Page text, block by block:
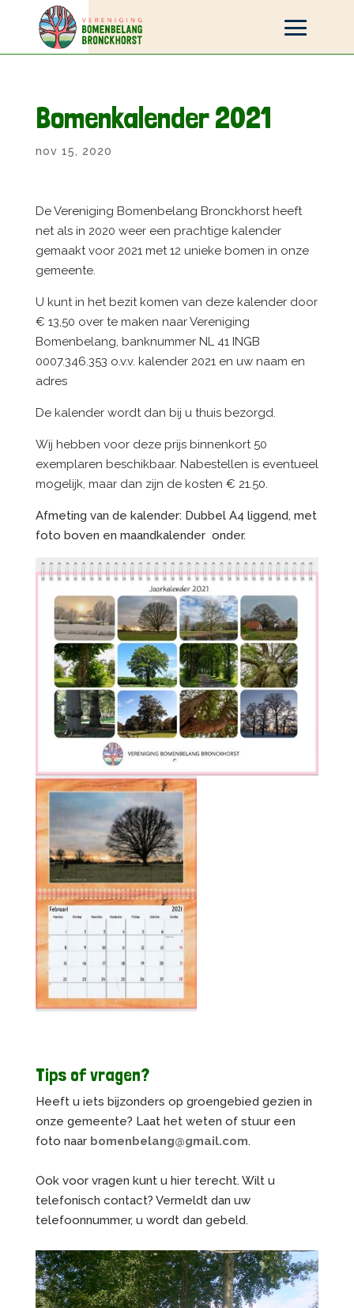
Bomenkalender 2021
nov 15, 2020
De Vereniging Bomenbelang Bronckhorst heeft
net als in 2020 weer een prachtige kalender
gemaakt voor 2021 met 12 unieke bomen in onze
gemeente.
U kunt in het bezit komen van deze kalender door
€ 13,50 over te maken naar Vereniging
Bomenbelang, banknummer NL 41 INGB
0007.346.353 o.v.v. kalender 2021 en uw naam en
adres
De kalender wordt dan bij u thuis bezorgd.
Wij hebben voor deze prijs binnenkort 50
exemplaren beschikbaar. Nabestellen is eventueel
mogelijk, maar dan zijn de kosten € 21.50.
Afmeting van de kalender: Dubbel A4 liggend, met
foto boven en maandkalender onder.
Tips of vragen?
Heeft u iets bijzonders op groengebied gezien in
onze gemeente? Laat het weten of stuur een
foto naar bomenbelang@gmail.com.
Ook voor vragen kunt u hier terecht. Wilt u
telefonisch contact? Vermeldt dan uw
telefoonnummer, u wordt dan gebeld.